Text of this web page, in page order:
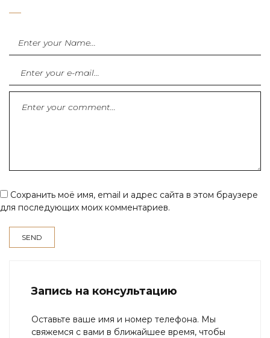
Сохранить моё имя, email и адрес сайта в этом браузере
для последующих моих комментариев.
Запись на консультацию
Оставьте ваше имя и номер телефона. Мы
свяжемся с вами в ближайшее время, чтобы